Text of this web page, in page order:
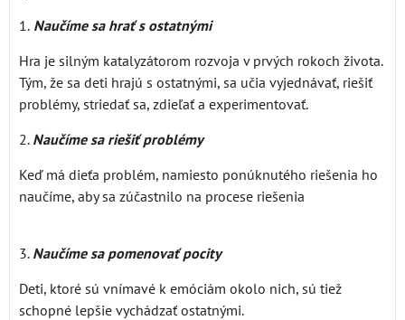
1. Naučíme sa hrať s ostatnými
Hra je silným katalyzátorom rozvoja v prvých rokoch života.
Tým, že sa deti hrajú s ostatnými, sa učia vyjednávať, riešiť
problémy, striedať sa, zdieľať a experimentovať.
2. Naučíme sa riešiť problémy
Keď má dieťa problém, namiesto ponúknutého riešenia ho
naučíme, aby sa zúčastnilo na procese riešenia
3. Naučíme sa pomenovať pocity
Deti, ktoré sú vnímavé k emóciám okolo nich, sú tiež
schopné lepšie vychádzať ostatnými.